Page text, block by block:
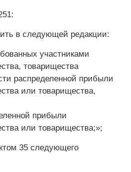
в следующей редакции:
участниками
товарищества
распределенной прибыли
или товарищества,
прибыли
или товарищества;»;
35 следующего